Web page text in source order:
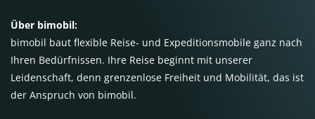
Über bimobil:
bimobil baut flexible Reise- und Expeditionsmobile ganz nach
Ihren Bedürfnissen. Ihre Reise beginnt mit unserer
Leidenschaft, denn grenzenlose Freiheit und Mobilität, das ist
der Anspruch von bimobil.